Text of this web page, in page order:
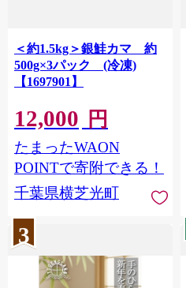
＜約1.5kg＞銀鮭カマ 約
500g×3パック (冷凍)
【1697901】
12,000 円
たまったWAON
POINTで寄附できる！
千葉県横芝光町
3